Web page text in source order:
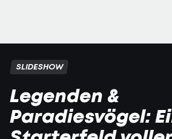
SLIDESHOW
Legenden &
Paradiesvögel: